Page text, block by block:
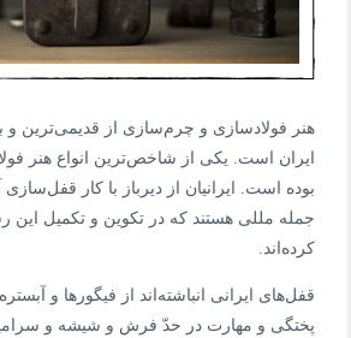
هنر فولاد‌سازی و چرم‌سازی از قدیمی‌ترین و
ایران است
یکی از شاخص‌ترین انواع هنر
بوده است
ایرانیان از دیرباز با کار
جمله مللی هستند که در تکوین و تکمیل این
کرده‌اند
قفل‌های ایرانی انباشته‌اند از فیگورها و
پختگی و مهارت در حدّ فرش و شیشه و سرامیک